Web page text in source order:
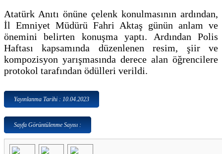
Atatürk Anıtı önüne çelenk konulmasının ardından,
İl Emniyet Müdürü Fahri Aktaş günün anlam ve
önemini belirten konuşma yaptı. Ardından Polis
Haftası kapsamında düzenlenen resim, şiir ve
kompozisyon yarışmasında derece alan öğrencilere
protokol tarafından ödülleri verildi.
Yayınlanma Tarihi : 10.04.2023
Sayfa Görüntülenme Sayısı :